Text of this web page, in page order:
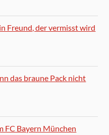
Freund, der vermisst wird
das braune Pack nicht
FC Bayern München